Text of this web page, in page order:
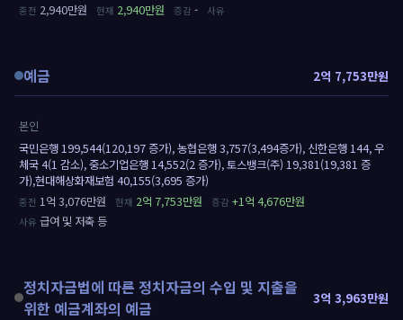
2,940만원 2,940만원 -
예금 2억 7,753만원
본인
국민은행 199,544(120,197 증가), 농협은행 3,757(3,494증가), 신한은행 144, 우
체국 4(1 감소), 중소기업은행 14,552(2 증가), 토스뱅크(주) 19,381(19,381 증
가),현대해상화재보험 40,155(3,695 증가)
1억 3,076만원
2억 7,753만원
+1억 4,676만원
급여 및 저축 등
정치자금법에 따른 정치자금의 수입 및 지출을
위한 예금계좌의 예금
3억 3,963만원